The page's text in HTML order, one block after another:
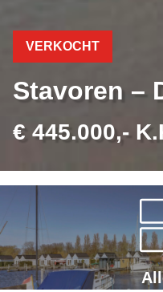
VERKOCHT
Stavoren –
€ 445.000,-